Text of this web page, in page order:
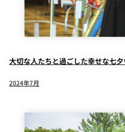
大切な人たちと過ごした幸せな七
2024年7月